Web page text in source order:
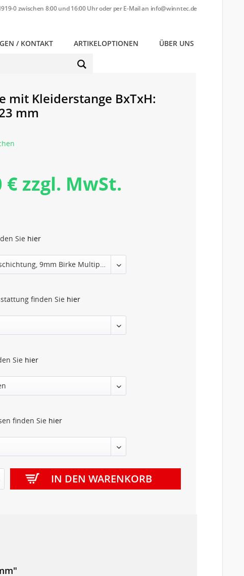
0zwischen 8:00 und 16:00 Uhr oder per E-Mail an info@winntec.de
/ KONTAKT ARTIKELOPTIONEN ÜBER UNS
mit Kleiderstange BxTxH:
mm
€ zzgl. MwSt.
Sie hier
finden Sie hier
Sie hier
finden Sie hier
IN DEN WARENKORB